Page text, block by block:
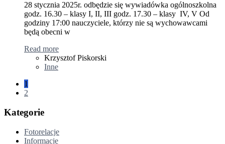
28 stycznia 2025r. odbędzie się wywiadówka ogólnoszkolna
godz. 16.30 – klasy I, II, III godz. 17.30 – klasy IV, V Od
godziny 17:00 nauczyciele, którzy nie są wychowawcami
będą obecni w
Read more
Krzysztof Piskorski
Inne
1
2
Kategorie
Fotorelacje
Informacje